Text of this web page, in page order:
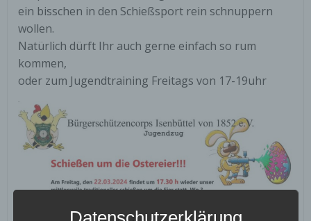
ein bisschen in den Schießsport rein schnuppern
wollen.
Natürlich dürft Ihr auch gerne einfach so rum
kommen,
oder zum Jugendtraining Freitags von 17-19uhr